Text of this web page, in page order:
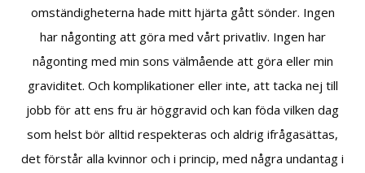
omständigheterna hade mitt hjärta gått sönder. Ingen
har någonting att göra med vårt privatliv. Ingen har
någonting med min sons välmående att göra eller min
graviditet. Och komplikationer eller inte, att tacka nej till
jobb för att ens fru är höggravid och kan föda vilken dag
som helst bör alltid respekteras och aldrig ifrågasättas,
det förstår alla kvinnor och i princip, med några undantag i